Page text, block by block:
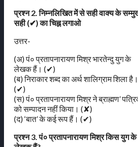
प्रश्न 2. निम्नलिखित में से सही वाक्य के
सही (✔) का चिह्न लगाओ
उत्तर-
(अ) पं० प्रतापनारायण मिश्र भारतेन्दु युग के
लेखक हैं। (✔)
(ब) निराकार शब्द का अर्थ शालिग्राम शिला है।
(✔)
(स) पं० प्रतापनारायण मिश्र ने ब्राह्मण’
को सम्पादन नहीं किया। (✘)
(द) ‘बात’ के कई रूप हैं। (✔)
प्रश्न 3. पं० प्रतापनारायण मिश्र किस युग के